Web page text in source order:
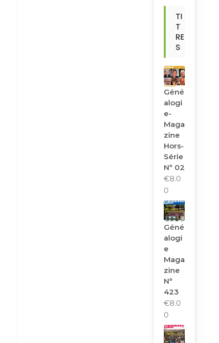
TI
T
RE
S
Géné
Alogi
E-
Maga
Zine
Hors-
Série
N° 02
€8.0
0
Géné
Alogi
E
Maga
Zine
N°
423
€8.0
0